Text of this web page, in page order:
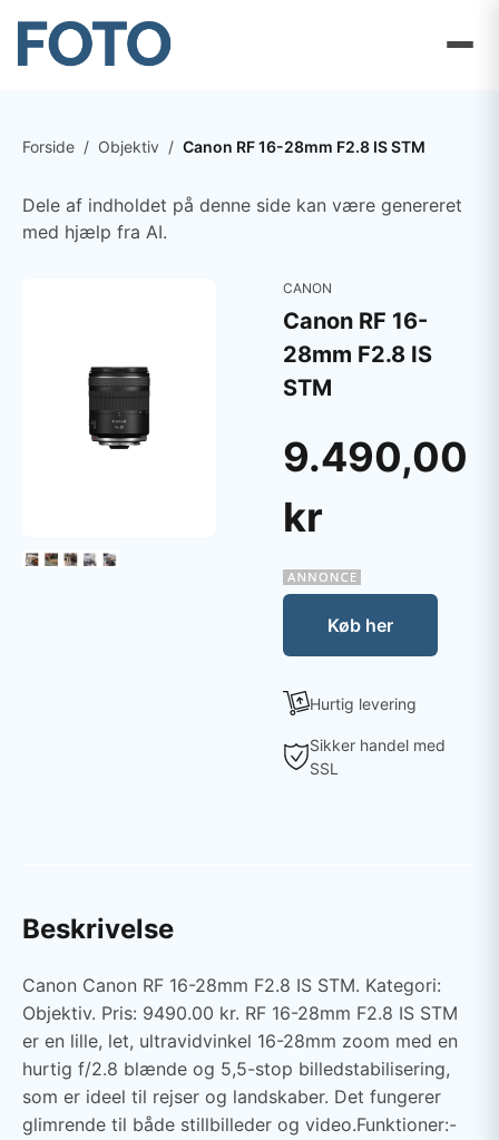
Forside / Objektiv / Canon RF 16-28mm F2.8 IS STM
Dele af indholdet på denne side kan være genereret
med hjælp fra AI.
CANON
Canon RF 16-
28mm F2.8 IS
STM
9.490,00
kr
Køb her
Hurtig levering
Sikker handel med
SSL
Beskrivelse
Canon Canon RF 16-28mm F2.8 IS STM. Kategori:
Objektiv. Pris: 9490.00 kr. RF 16-28mm F2.8 IS STM
er en lille, let, ultravidvinkel 16-28mm zoom med en
hurtig f/2.8 blænde og 5,5-stop billedstabilisering,
som er ideel til rejser og landskaber. Det fungerer
glimrende til både stillbilleder og video.Funktioner:-